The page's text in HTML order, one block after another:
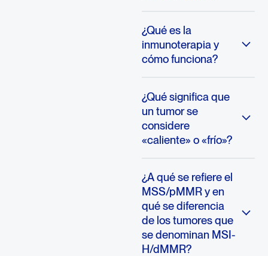
¿Qué es la
inmunoterapia y
cómo funciona?
¿Qué significa que
un tumor se
considere
«caliente» o «frío»?
¿A qué se refiere el
MSS/pMMR y en
qué se diferencia
de los tumores que
se denominan MSI-
H/dMMR?